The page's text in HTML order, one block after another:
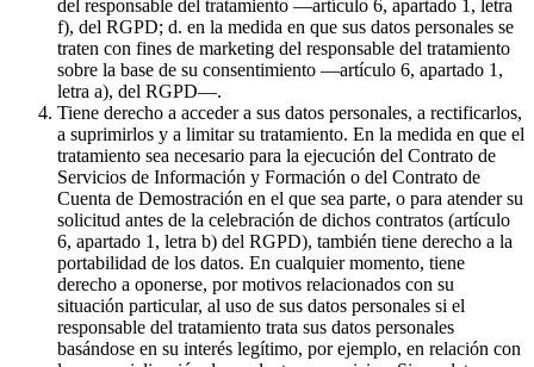
del responsable del tratamiento —artículo 6, apartado 1, letra
f), del RGPD; d. en la medida en que sus datos personales se
traten con fines de marketing del responsable del tratamiento
sobre la base de su consentimiento —artículo 6, apartado 1,
letra a), del RGPD—.
Tiene derecho a acceder a sus datos personales, a rectificarlos,
a suprimirlos y a limitar su tratamiento. En la medida en que el
tratamiento sea necesario para la ejecución del Contrato de
Servicios de Información y Formación o del Contrato de
Cuenta de Demostración en el que sea parte, o para atender su
solicitud antes de la celebración de dichos contratos (artículo
6, apartado 1, letra b) del RGPD), también tiene derecho a la
portabilidad de los datos. En cualquier momento, tiene
derecho a oponerse, por motivos relacionados con su
situación particular, al uso de sus datos personales si el
responsable del tratamiento trata sus datos personales
basándose en su interés legítimo, por ejemplo, en relación con